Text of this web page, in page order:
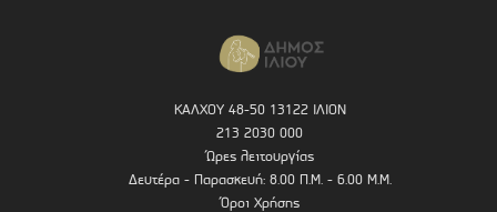
ΚΑΛΧΟΥ 48-50 13122 ΙΛΙΟΝ
213 2030 000
Ώρες λειτουργίας
Δευτέρα - Παρασκευή: 8.00 Π.Μ. - 6.00 Μ.Μ.
Όροι Χρήσης